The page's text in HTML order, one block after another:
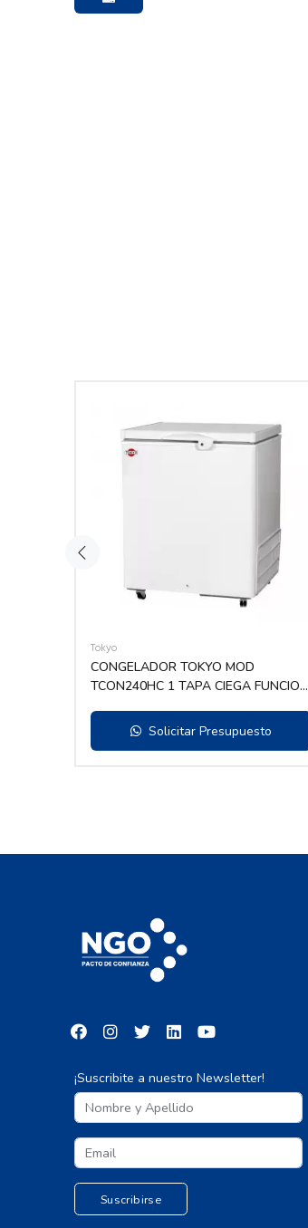
Tokyo
CONGELADOR TOKYO MOD
TCON240HC 1 TAPA CIEGA FUNCION
Solicitar Presupuesto
¡Suscribite a nuestro Newsletter!